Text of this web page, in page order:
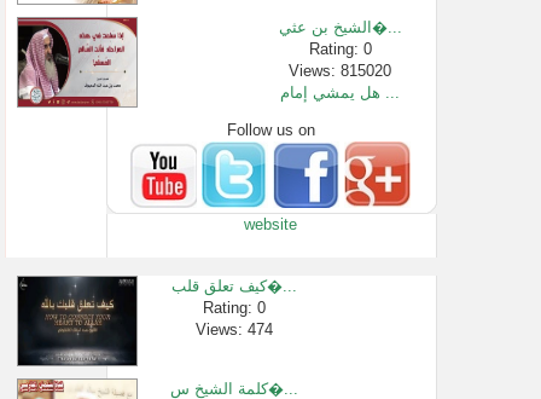
الشيخ بن عثي�...
Rating: 0
Views: 815020
هل يمشي إمام ...
Rating: 0
Views: 2881
دروس الحرمين...
Rating: 0
Views: 22451
Follow us on
website
كيف تعلق قلب�...
Rating: 0
Views: 474
كلمة الشيخ س�...